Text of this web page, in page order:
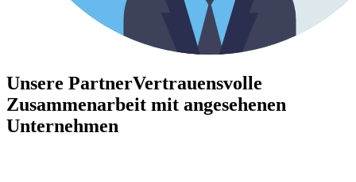
Unsere PartnerVertrauensvolle
Zusammenarbeit mit angesehenen
Unternehmen